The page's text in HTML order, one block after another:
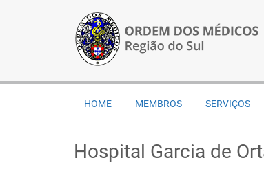
HOME MEMBROS SERVIÇOS
Hospital Garcia de